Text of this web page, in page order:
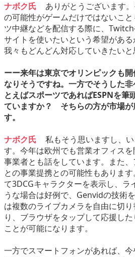
ナボク氏
ありがとうございます
の可能性がゲームだけではないこ
ツ中継などを配信する際に、
サイトを使いたいという希望がある
我々もどんどん対応していきたいと
ーー来年は東京でオリンピックも
なりそうですね。一方でそうした
とえばスポーツであればESPNを筆
ていますか？ そちらの方が市場が
す。
ナボク氏
私もそう思いますし、
す。今年は欧州でも営業オフィス
事業者とも話をしています。また
との事業提携との可能性もありま
て3DCGキャラクターを表示し、ラ
うな場合は好例で、Genvidの技術
は複数のライブカメラを自由に切
り、ブラウザをタップして応援し
ことが可能になります。
一方でスマートフォンがあれば、